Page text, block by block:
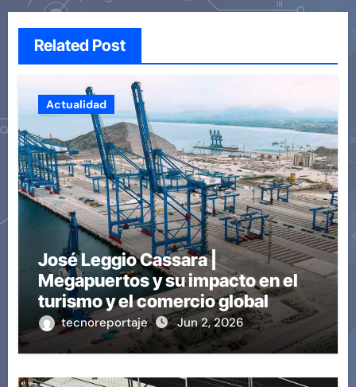
Related Post
Actualidad
José Leggio Cassara |
Megapuertos y su impacto en el
turismo y el comercio global
tecnoreportaje Jun 2, 2026